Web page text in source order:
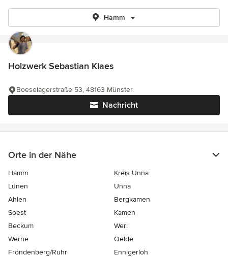
Hamm
Holzwerk Sebastian Klaes
Nachricht
Boeselagerstraße 53, 48163 Münster
Orte in der Nähe
Hamm
Kreis Unna
Lünen
Unna
Ahlen
Bergkamen
Soest
Kamen
Beckum
Werl
Werne
Oelde
Fröndenberg/Ruhr
Ennigerloh